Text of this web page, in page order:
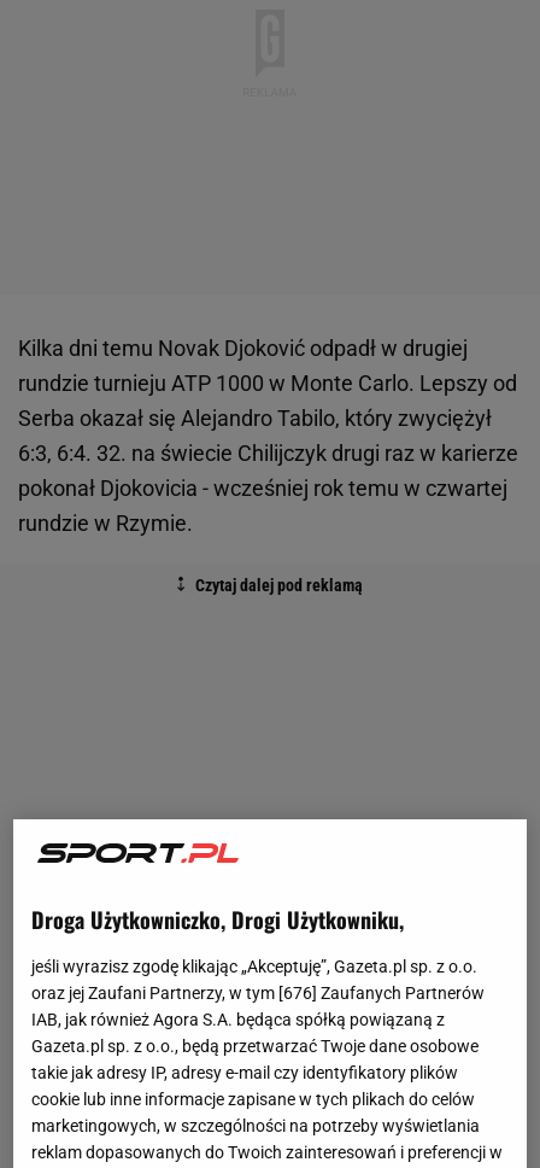
Kilka dni temu Novak Djoković odpadł w drugiej
rundzie turnieju ATP 1000 w Monte Carlo. Lepszy od
Serba okazał się Alejandro Tabilo, który zwyciężył
6:3, 6:4. 32. na świecie Chilijczyk drugi raz w karierze
pokonał Djokovicia - wcześniej rok temu w czwartej
rundzie w Rzymie.
Droga Użytkowniczko, Drogi Użytkowniku,
jeśli wyrazisz zgodę klikając „Akceptuję”, Gazeta.pl sp. z o.o.
oraz jej Zaufani Partnerzy, w tym [676] Zaufanych Partnerów
IAB, jak również Agora S.A. będąca spółką powiązaną z
Gazeta.pl sp. z o.o., będą przetwarzać Twoje dane osobowe
takie jak adresy IP, adresy e-mail czy identyfikatory plików
cookie lub inne informacje zapisane w tych plikach do celów
marketingowych, w szczególności na potrzeby wyświetlania
reklam dopasowanych do Twoich zainteresowań i preferencji w